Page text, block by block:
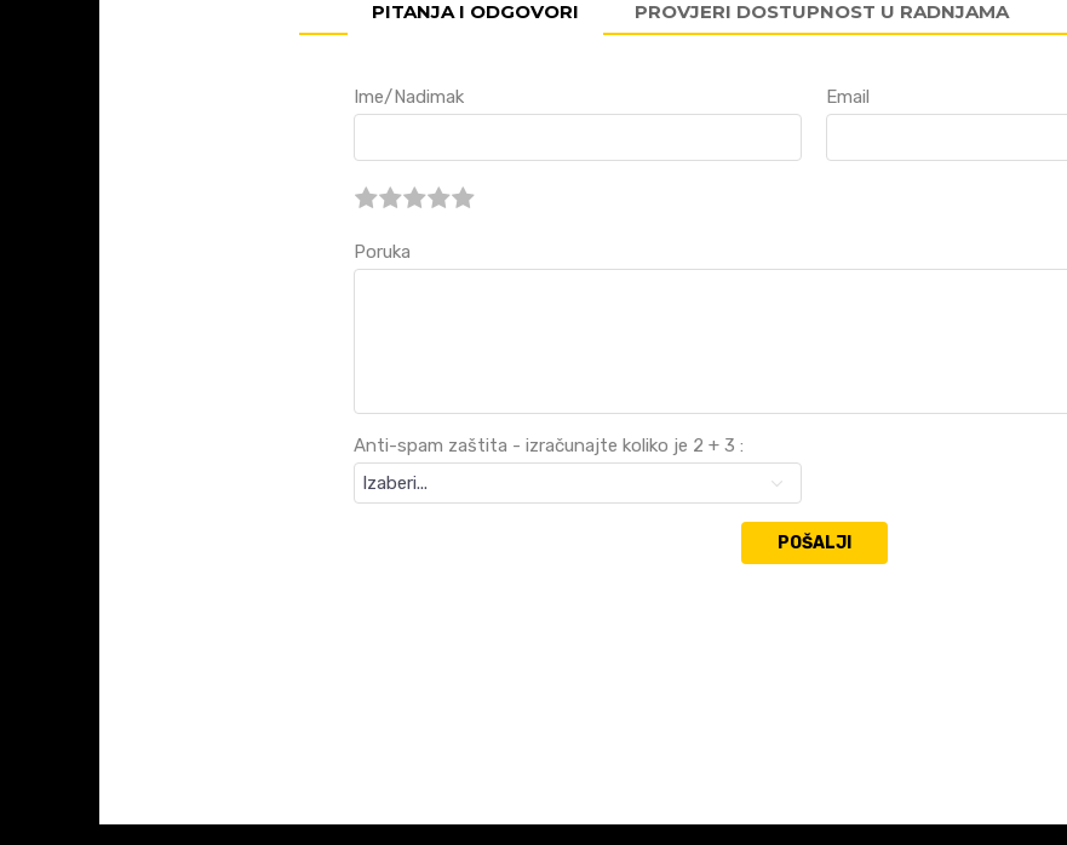
PITANJA I ODGOVORI PROVJERI DOSTUPNOST U RADNJAMA
Ime/Nadimak Email
Poruka
Anti-spam zaštita - izračunajte koliko je 2 + 3 :
POŠALJI
Proizvođač Amont